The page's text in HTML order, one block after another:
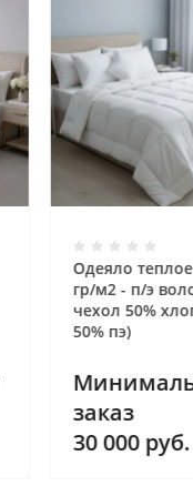
Одеяло
гр/м2 - п/э
чехол 50%
50% пэ)
заказ
30 000руб.